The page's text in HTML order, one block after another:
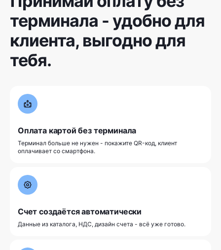
терминала - удобно для
клиента, выгодно для
тебя.
Оплата картой без терминала
Терминал больше не нужен - покажите QR-код, клиент
оплачивает со смартфона.
Счет создаётся автоматически
Данные из каталога, НДС, дизайн счета - всё уже готово.